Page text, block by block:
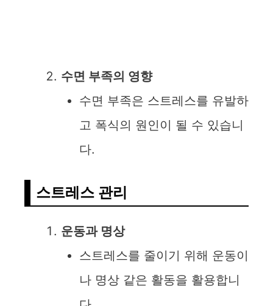
수면 부족의 영향
수면 부족은 스트레스를 유발하
고 폭식의 원인이 될 수 있습니
다.
스트레스 관리
운동과 명상
스트레스를 줄이기 위해 운동이
나 명상 같은 활동을 활용합니